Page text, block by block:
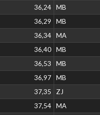
36,24 MB
36,29 MB
36,34 MA
36,40 MB
36,53 MB
36,97 MB
37,35 ZJ
37,54 MA